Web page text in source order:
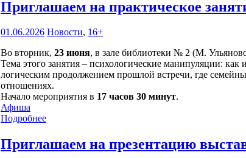
Приглашаем на практическое
01.06.2026 Новости, 16+
Во вторник, 23 июня, в зале библиотеки № 2 (М.
Тема этого занятия – психологические манипуляции:
логическим продолжением прошлой встречи, где
отношениях.
Начало мероприятия в 17 часов 30 минут.
Афиша
Подробнее
Приглашаем на презентацию